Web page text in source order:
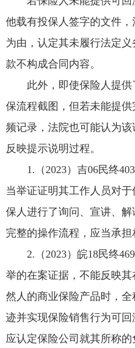
他载有投保人签字的文件
为由，认定其未履行法定
款不构成合同内容。
此外，即使保险人提
保流程截图，但若未能提
频记录，法院也可能认为
反映提示说明过程。
1.（2023）吉06民终
当举证证明其工作人员对
保人进行了询问、宣讲、
完整的操作流程，应当承担
2.（2023）皖18民终
举的在案证据，不能反映
然人的商业保险产品时，
迹并实现保险销售行为可
应认定保险公司就其所称